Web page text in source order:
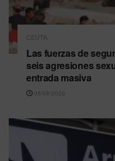
CEUTA
Las fuerzas de
seis agresiones
entrada masiva
08/08/2026